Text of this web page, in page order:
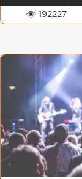
👁 192227